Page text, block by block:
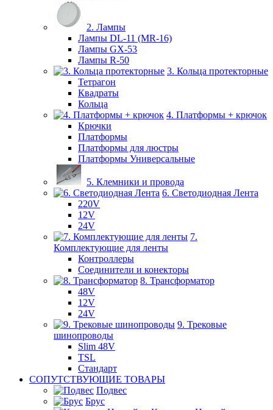
2. Лампы
Лампы DL-11 (MR-16)
Лампы GX-53
Лампы R-50
3. Кольца протекторные
Тетрагон
Квадраты
Кольца
4. Платформы + крючок
Крючки
Платформы
Платформы для люстры
Платформы Универсальные
5. Клемники и провода
6. Светодиодная Лента
220V
12V
24V
7.
Комплектующие для ленты
Контроллеры
Соединители и конекторы
8. Трансформатор
48V
12V
24V
9. Трековые
шинопроводы
Slim 48V
TSL
Стандарт
СОПУТСТВУЮЩИЕ ТОВАРЫ
Подвес
Брус